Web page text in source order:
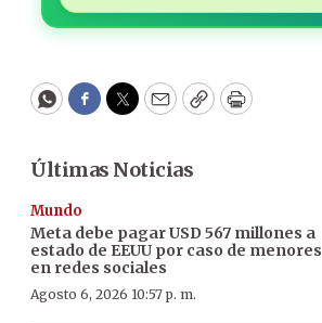
WhatsApp
Facebook
Twitter
EmailCopyPrint
Últimas Noticias
Mundo
Meta debe pagar USD 567 millones a
estado de EEUU por caso de menores
en redes sociales
Agosto 6, 2026 10:57 p. m.